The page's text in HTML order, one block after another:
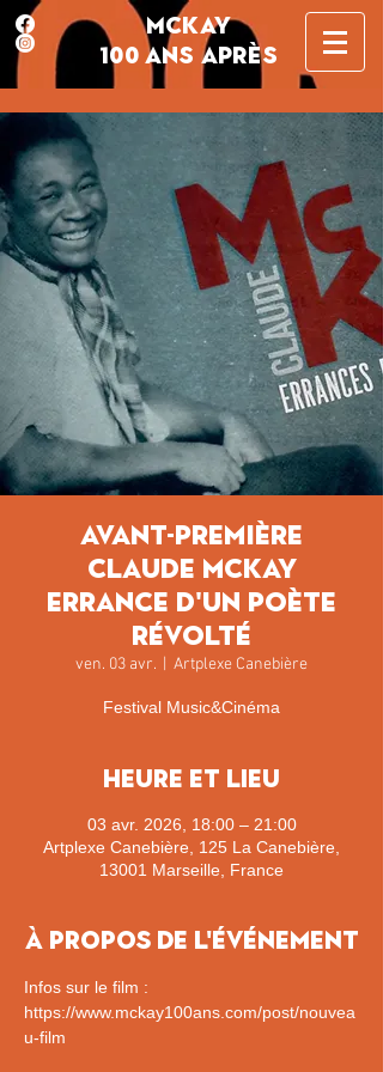
MCKAY
100 ANS APRÈS
Avant-première
Claude McKay
Errance d'un poète
révolté
ven. 03 avr. Artplexe Canebière
Festival Music&Cinéma
Heure et lieu
03 avr. 2026, 18:00 – 21:00
Artplexe Canebière, 125 La Canebière,
13001 Marseille, France
À propos de l'événement
Infos sur le film :
https://www.mckay100ans.com/post/nouvea
u-film